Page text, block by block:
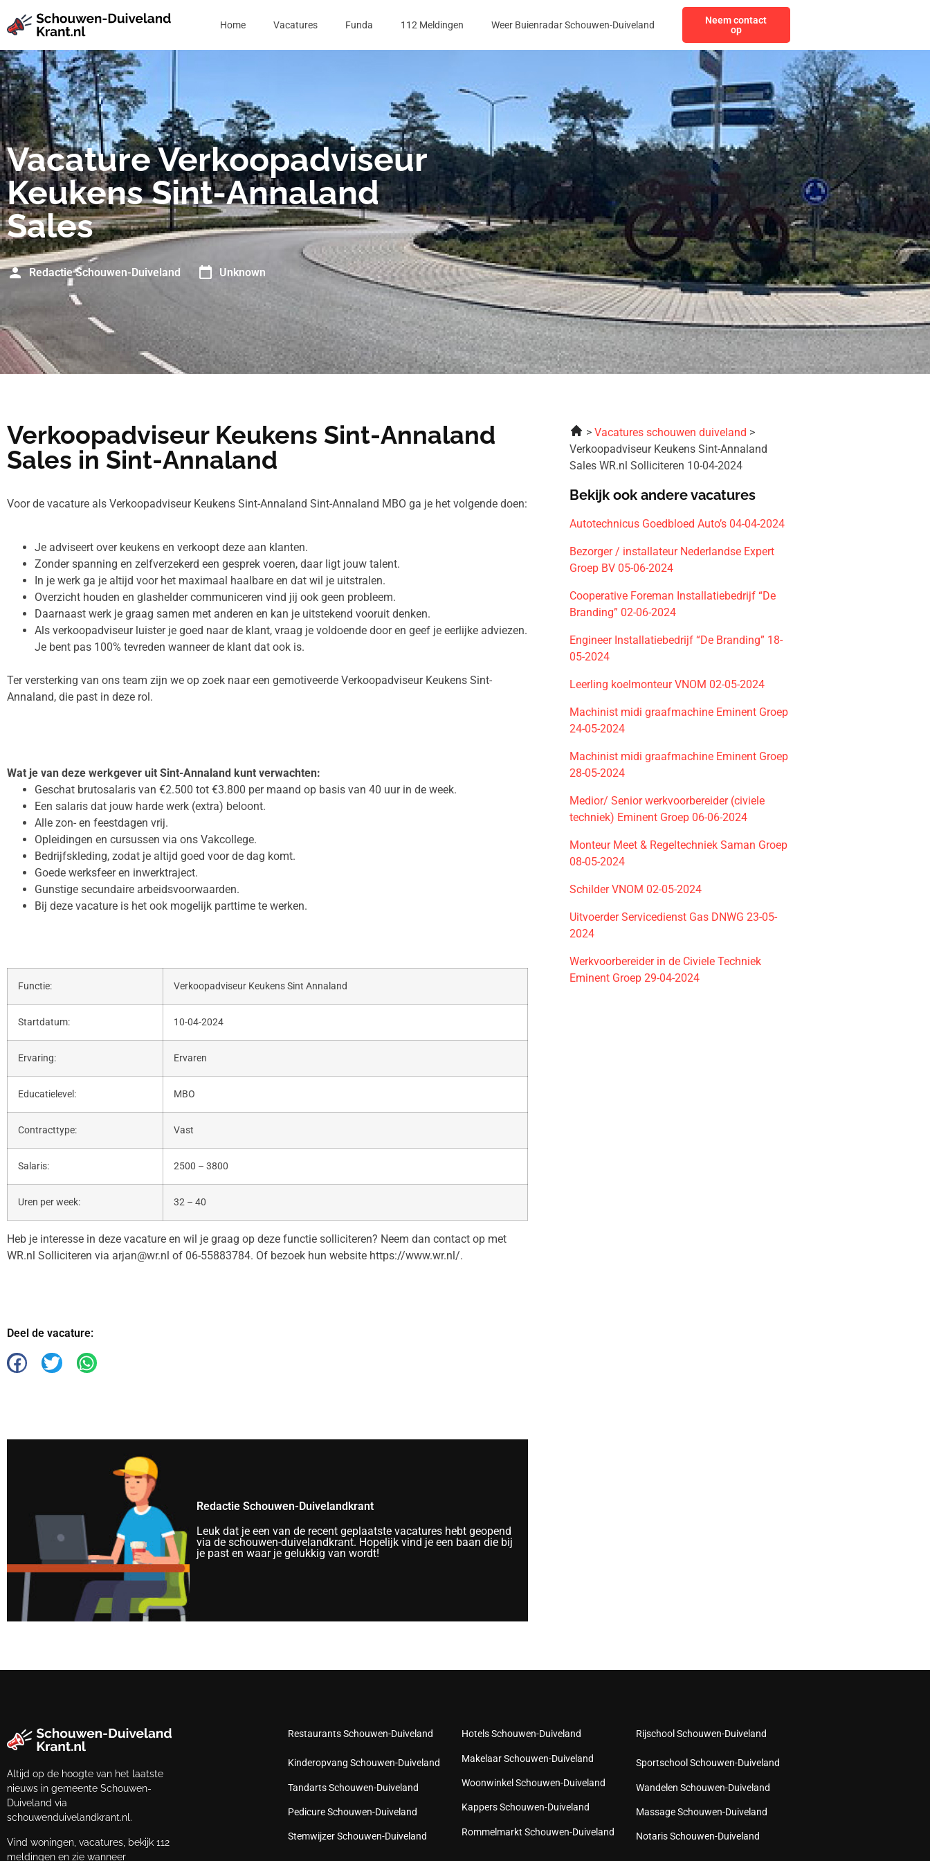
Home Vacatures Funda 112 Meldingen Weer Buienradar Schouwen-Duiveland
Neem contact
op
Vacature Verkoopadviseur
Keukens Sint-Annaland
Sales
Redactie Schouwen-Duiveland Unknown
Verkoopadviseur Keukens Sint-Annaland
Sales in Sint-Annaland
Voor de vacature als Verkoopadviseur Keukens Sint-Annaland Sint-Annaland MBO ga je het volgende doen:
Je adviseert over keukens en verkoopt deze aan klanten.
Zonder spanning en zelfverzekerd een gesprek voeren, daar ligt jouw talent.
In je werk ga je altijd voor het maximaal haalbare en dat wil je uitstralen.
Overzicht houden en glashelder communiceren vind jij ook geen probleem.
Daarnaast werk je graag samen met anderen en kan je uitstekend vooruit denken.
Als verkoopadviseur luister je goed naar de klant, vraag je voldoende door en geef je eerlijke adviezen.
Je bent pas 100% tevreden wanneer de klant dat ook is.
Ter versterking van ons team zijn we op zoek naar een gemotiveerde Verkoopadviseur Keukens Sint-
Annaland, die past in deze rol.
Wat je van deze werkgever uit Sint-Annaland kunt verwachten:
Geschat brutosalaris van €2.500 tot €3.800 per maand op basis van 40 uur in de week.
Een salaris dat jouw harde werk (extra) beloont.
Alle zon- en feestdagen vrij.
Opleidingen en cursussen via ons Vakcollege.
Bedrijfskleding, zodat je altijd goed voor de dag komt.
Goede werksfeer en inwerktraject.
Gunstige secundaire arbeidsvoorwaarden.
Bij deze vacature is het ook mogelijk parttime te werken.
Functie: Verkoopadviseur Keukens Sint Annaland
Startdatum: 10-04-2024
Ervaring: Ervaren
Educatielevel: MBO
Contracttype: Vast
Salaris: 2500 – 3800
Uren per week: 32 – 40
Heb je interesse in deze vacature en wil je graag op deze functie solliciteren? Neem dan contact op met
WR.nl Solliciteren via arjan@wr.nl of 06-55883784. Of bezoek hun website https://www.wr.nl/.
Deel de vacature:
Redactie Schouwen-Duivelandkrant
Leuk dat je een van de recent geplaatste vacatures hebt geopend
via de schouwen-duivelandkrant. Hopelijk vind je een baan die bij
je past en waar je gelukkig van wordt!
Vacatures schouwen duiveland
Verkoopadviseur Keukens Sint-Annaland
Sales WR.nl Solliciteren 10-04-2024
Bekijk ook andere vacatures
Autotechnicus Goedbloed Auto’s 04-04-2024
Bezorger / installateur Nederlandse Expert
Groep BV 05-06-2024
Cooperative Foreman Installatiebedrijf “De
Branding” 02-06-2024
Engineer Installatiebedrijf “De Branding” 18-
05-2024
Leerling koelmonteur VNOM 02-05-2024
Machinist midi graafmachine Eminent Groep
24-05-2024
Machinist midi graafmachine Eminent Groep
28-05-2024
Medior/ Senior werkvoorbereider (civiele
techniek) Eminent Groep 06-06-2024
Monteur Meet & Regeltechniek Saman Groep
08-05-2024
Schilder VNOM 02-05-2024
Uitvoerder Servicedienst Gas DNWG 23-05-
2024
Werkvoorbereider in de Civiele Techniek
Eminent Groep 29-04-2024
Altijd op de hoogte van het laatste
nieuws in gemeente Schouwen-
Duiveland via
schouwenduivelandkrant.nl.
Vind woningen, vacatures, bekijk 112
meldingen en zie wanneer
Restaurants Schouwen-Duiveland
Kinderopvang Schouwen-Duiveland
Tandarts Schouwen-Duiveland
Pedicure Schouwen-Duiveland
Stemwijzer Schouwen-Duiveland
Hotels Schouwen-Duiveland
Makelaar Schouwen-Duiveland
Woonwinkel Schouwen-Duiveland
Kappers Schouwen-Duiveland
Rommelmarkt Schouwen-Duiveland
Rijschool Schouwen-Duiveland
Sportschool Schouwen-Duiveland
Wandelen Schouwen-Duiveland
Massage Schouwen-Duiveland
Notaris Schouwen-Duiveland